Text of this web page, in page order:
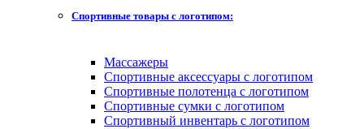
Спортивные товары с логотипом:
Массажеры
Спортивные аксессуары с логотипом
Спортивные полотенца с логотипом
Спортивные сумки с логотипом
Спортивный инвентарь с логотипом